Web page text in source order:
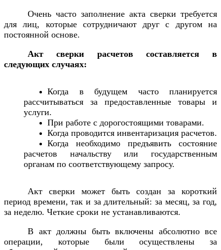
Очень часто заполнение акта сверки требуется
для лиц, которые сотрудничают друг с другом на
постоянной основе.
Акт сверки расчетов составляется в
следующих случаях:
Когда в будущем часто планируется
рассчитываться за предоставленные товары и
услуги.
При работе с дорогостоящими товарами.
Когда проводится инвентаризация расчетов.
Когда необходимо предъявить состояние
расчетов начальству или государственным
органам по соответствующему запросу.
Акт сверки может быть создан за короткий
период времени, так и за длительный: за месяц, за год,
за неделю. Четкие сроки не устанавливаются.
В акт должны быть включены абсолютно все
операции, которые были осуществлены за